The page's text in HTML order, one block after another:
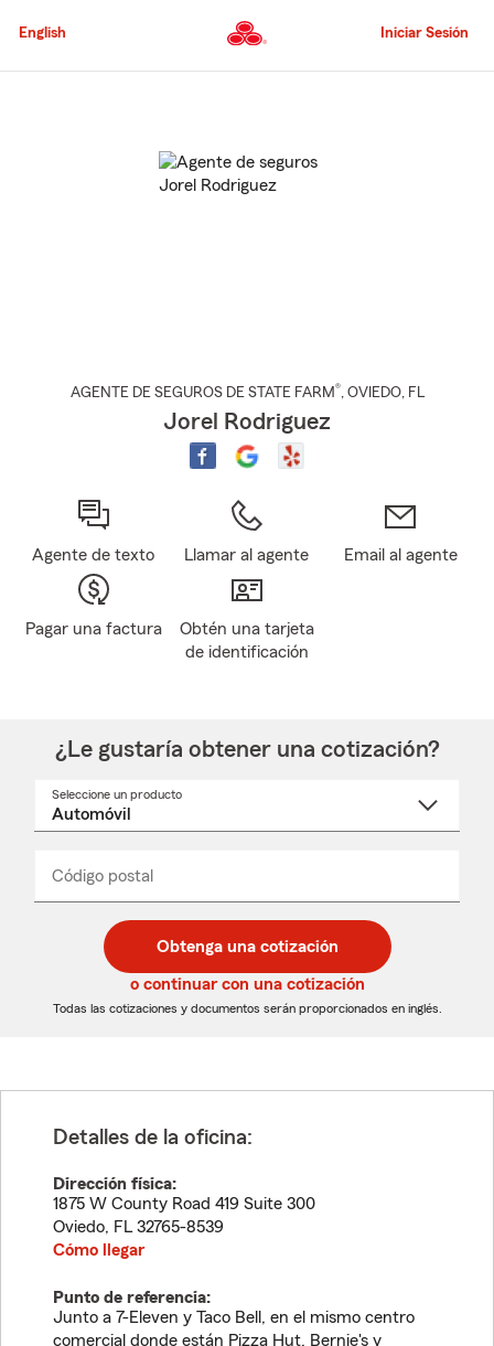
al
principal
English Iniciar Sesión
AGENTE DE SEGUROS DE STATE FARM®, OVIEDO, FL
Jorel Rodriguez
Agente de texto Llamar al agente Email al agente
Pagar una factura
Obtén una tarjeta
de identificación
¿Le gustaría obtener una cotización?
Seleccione un producto
desplegable
Código postal
de
5
dígitos
de
5
dígitos
_____
Obtenga una cotización
o continuar con una cotización
Todas las cotizaciones y documentos serán proporcionados en inglés.
Detalles de la oficina:
Dirección física:
1875 W County Road 419 Suite 300
Oviedo, FL 32765-8539
Cómo llegar
Punto de referencia:
Junto a 7-Eleven y Taco Bell, en el mismo centro
comercial donde están Pizza Hut, Bernie's y